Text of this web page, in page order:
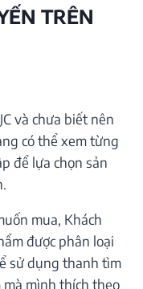
TRÊN
và chưa biết nên
có thể xem từng
để lựa chọn sản
mua, Khách
được phân loại
sử dụng thanh tìm
mình thích theo